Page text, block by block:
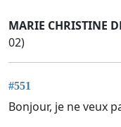
MARIE CHRISTINE
02)
#551
Bonjour, je ne veux